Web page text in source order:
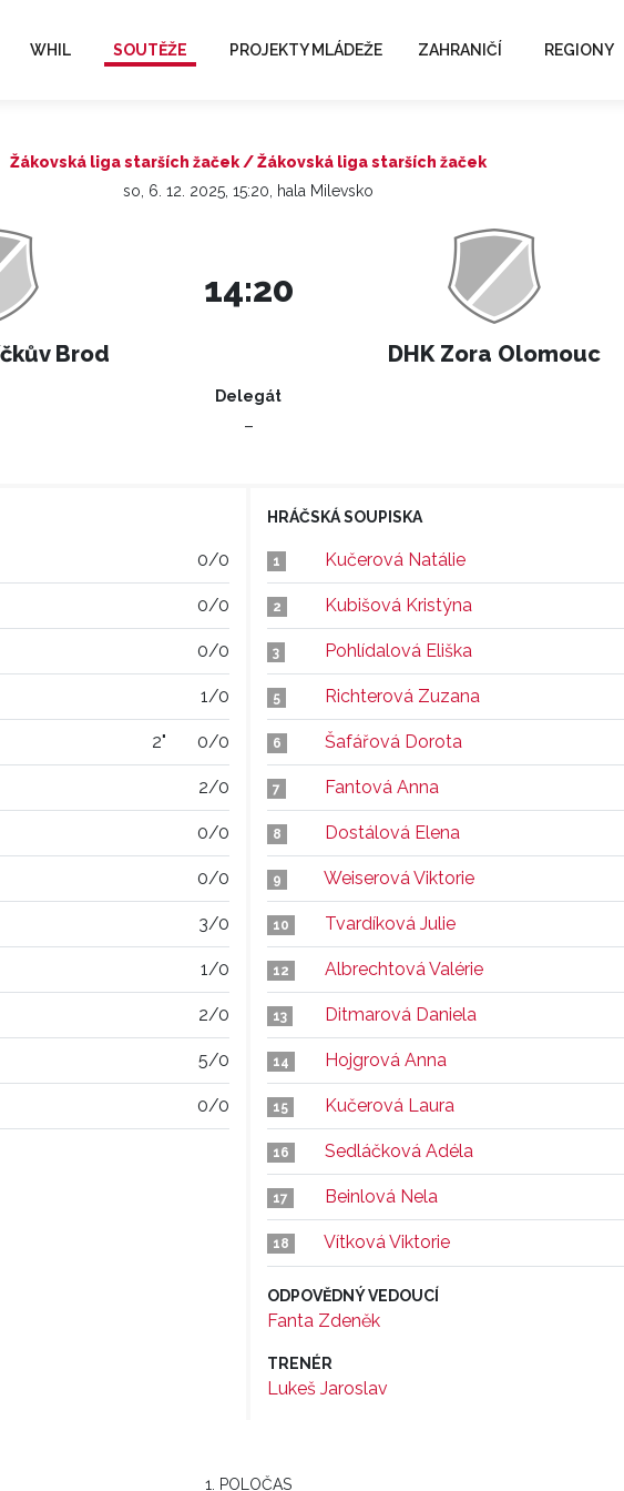
WHIL SOUTĚŽE PROJEKTY MLÁDEŽE ZAHRANIČÍ REGIONY
Žákovská liga starších žaček / Žákovská liga starších žaček
so, 6. 12. 2025, 15:20, hala Milevsko
Brod
14:20
DHK Zora Olomouc
Delegát
–
0/0
0/0
0/0
1/0
2" 0/0
2/0
0/0
0/0
3/0
1/0
2/0
5/0
0/0
HRÁČSKÁ SOUPISKA
1 Kučerová Natálie
2 Kubišová Kristýna
3 Pohlídalová Eliška
5 Richterová Zuzana
6 Šafářová Dorota
7 Fantová Anna
8 Dostálová Elena
9 Weiserová Viktorie
10 Tvardíková Julie
12 Albrechtová Valérie
13 Ditmarová Daniela
14 Hojgrová Anna
15 Kučerová Laura
16 Sedláčková Adéla
17 Beinlová Nela
18 Vítková Viktorie
ODPOVĚDNÝ VEDOUCÍ
Fanta Zdeněk
TRENÉR
Lukeš Jaroslav
1. POLOČAS